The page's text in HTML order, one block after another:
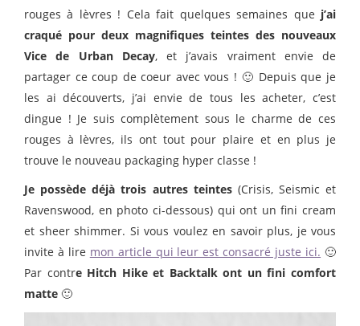
rouges à lèvres ! Cela fait quelques semaines que j’ai
craqué pour deux magnifiques teintes des nouveaux
Vice de Urban Decay, et j’avais vraiment envie de
partager ce coup de coeur avec vous ! 🙂 Depuis que je
les ai découverts, j’ai envie de tous les acheter, c’est
dingue ! Je suis complètement sous le charme de ces
rouges à lèvres, ils ont tout pour plaire et en plus je
trouve le nouveau packaging hyper classe !
Je possède déjà trois autres teintes(Crisis, Seismic et
Ravenswood, en photo ci-dessous) qui ont un fini cream
et sheer shimmer. Si vous voulez en savoir plus, je vous
invite à lire mon article qui leur est consacré juste ici. 🙂
Par contre Hitch Hike et Backtalk ont un fini comfort
matte 🙂